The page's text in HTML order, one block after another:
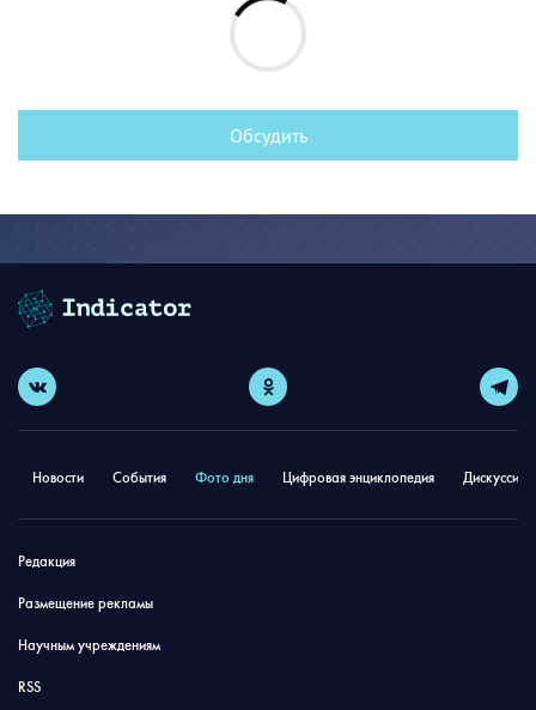
Обсудить
Новости События Фото дня Цифровая энциклопедия
Редакция
Размещение рекламы
Научным учреждениям
RSS